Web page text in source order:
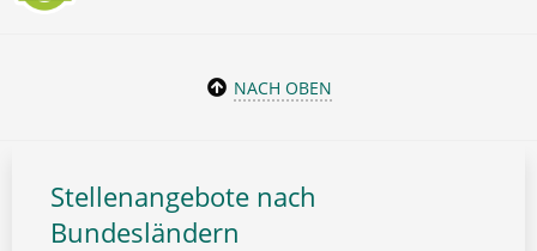
NACH OBEN
Stellenangebote nach
Bundesländern